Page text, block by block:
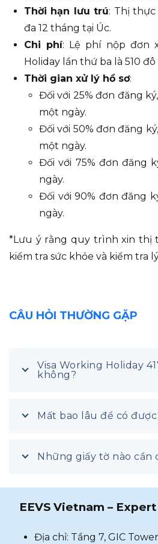
Thời hạn lưu trú: Thị
đa 12 tháng tại Úc.
Chi phí: Lệ phí nộp đơn
Holiday lần thứ ba là 510 đô
Thời gian xử lý hồ sơ:
Đối với 25% đơn đăng
một ngày.
Đối với 50% đơn đăng
một ngày.
Đối với 75% đơn đăng
ngày.
Đối với 90% đơn đăng
ngày.
*Lưu ý rằng quy trình xin thị
kiểm tra sức khỏe và kiểm tra
CÂU HỎI THƯỜNG GẶP
Visa Working Holiday
không?
Mất bao lâu để có được
Những giấy tờ nào cần
EEVS Vietnam –
Địa chỉ: Tầng 7, GIC